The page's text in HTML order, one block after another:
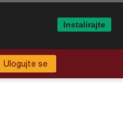
Ulogujte se
Instalirajte